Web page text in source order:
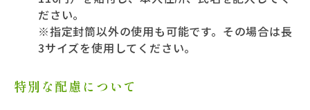
ださい。
※指定封筒以外の使用も可能です。その場合は長
3サイズを使用してください。
特別な配慮について